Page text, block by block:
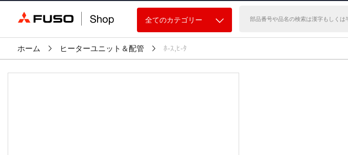
全てのカテゴリー
ホーム ヒーターユニット＆配管 ﾎ-ｽ,ﾋ-ﾀ